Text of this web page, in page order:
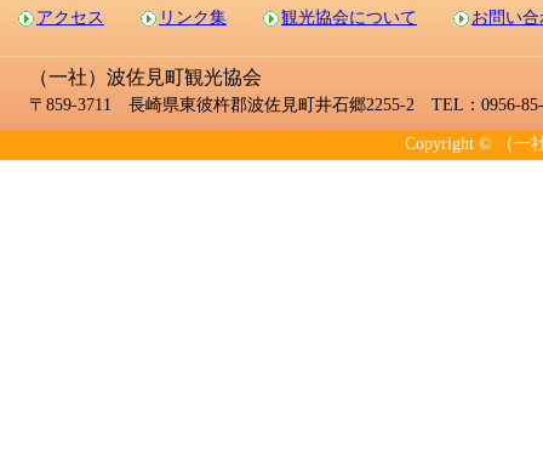
アクセス リンク集 観光協会について お問い
（一社）波佐見町観光協会
〒859-3711 長崎県東彼杵郡波佐見町井石郷2255-2 TEL：0956-
Copyright © （一